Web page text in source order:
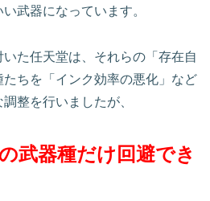
武器になっています。
た任天堂は、それらの「存在自
ちを「インク効率の悪化」など
整を行いましたが、
武器種だけ回避でき